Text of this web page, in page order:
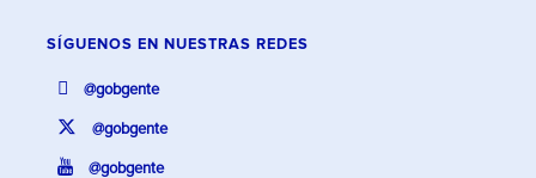
SÍGUENOS EN NUESTRAS REDES
@gobgente
@gobgente
@gobgente